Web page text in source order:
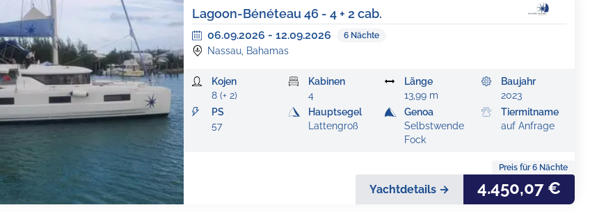
Lagoon-Bénéteau 46 - 4 + 2 cab.
06.09.2026 - 12.09.2026 6 Nächte
Nassau, Bahamas
Kojen
8 (+ 2)
Kabinen
4
Länge
13,99 m
Baujahr
2023
PS
57
Hauptsegel
Lattengroß
Genoa
Selbstwende
Fock
Tiermitname
auf Anfrage
Preis für 6 Nächte
Yachtdetails → 4.450,07 €